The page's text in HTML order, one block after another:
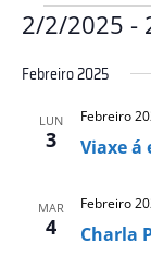
EVENTOS
2/2/2025 -
date.
Febreiro 2025
LUN
3 Viaxe á
Febreiro
MAR
4 Charla
Febreiro